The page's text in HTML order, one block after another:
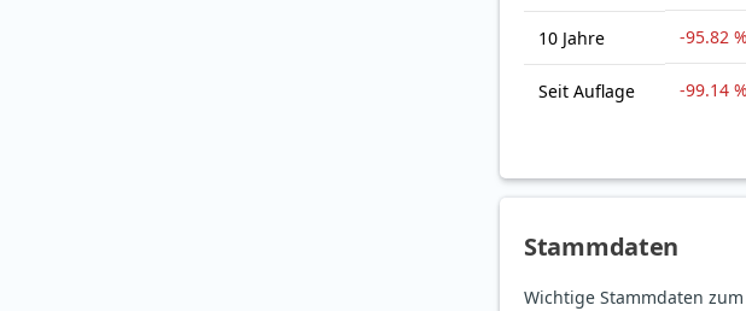
10 Jahre -95.82 %
Seit Auflage -99.14 %
Stammdaten
Wichtige Stammdaten zum